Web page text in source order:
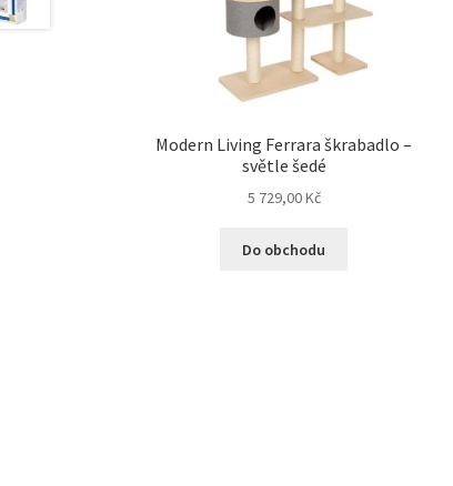
Modern Living Ferrara škrabadlo –
světle šedé
5 729,00Kč
Do obchodu